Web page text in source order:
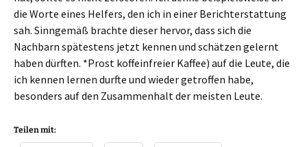
die Worte eines Helfers, den ich in einer Berichterstattung
sah. Sinngemäß brachte dieser hervor, dass sich die
Nachbarn spätestens jetzt kennen und schätzen gelernt
haben dürften. *Prost koffeinfreier Kaffee) auf die Leute, die
ich kennen lernen durfte und wieder getroffen habe,
besonders auf den Zusammenhalt der meisten Leute.
Teilen mit: